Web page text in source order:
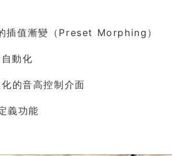
插值漸變（Preset Morphing）
動化
的音高控制介面
義功能